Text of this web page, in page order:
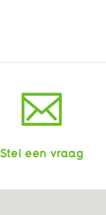
Stel een vraag